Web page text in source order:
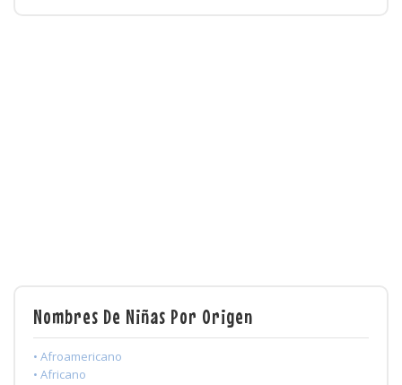
Nombres De Niñas Por Origen
• Afroamericano
• Africano